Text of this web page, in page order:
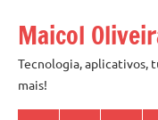
para
conteúdo
Maicol
Tecnologia, aplicativos,
mais!